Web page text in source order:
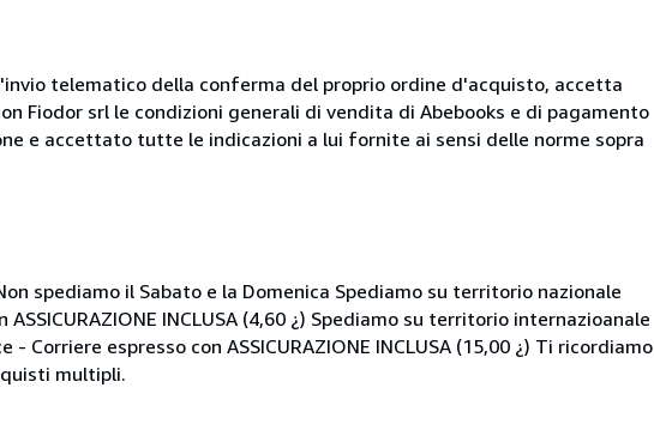
telematico della conferma del proprio ordine d'acquisto, accetta
Fiodor srl le condizioni generali di vendita di Abebooks e di pagamento
e accettato tutte le indicazioni a lui fornite ai sensi delle norme sopra
spediamo il Sabato e la Domenica Spediamo su territorio nazionale
INCLUSA (4,60 ¿) Spediamo su territorio internazioanale
Corriere espresso con ASSICURAZIONE INCLUSA (15,00 ¿) Ti ricordiamo
multipli.